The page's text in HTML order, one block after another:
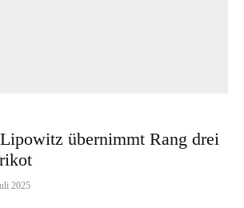
übernimmt Rang drei
2025